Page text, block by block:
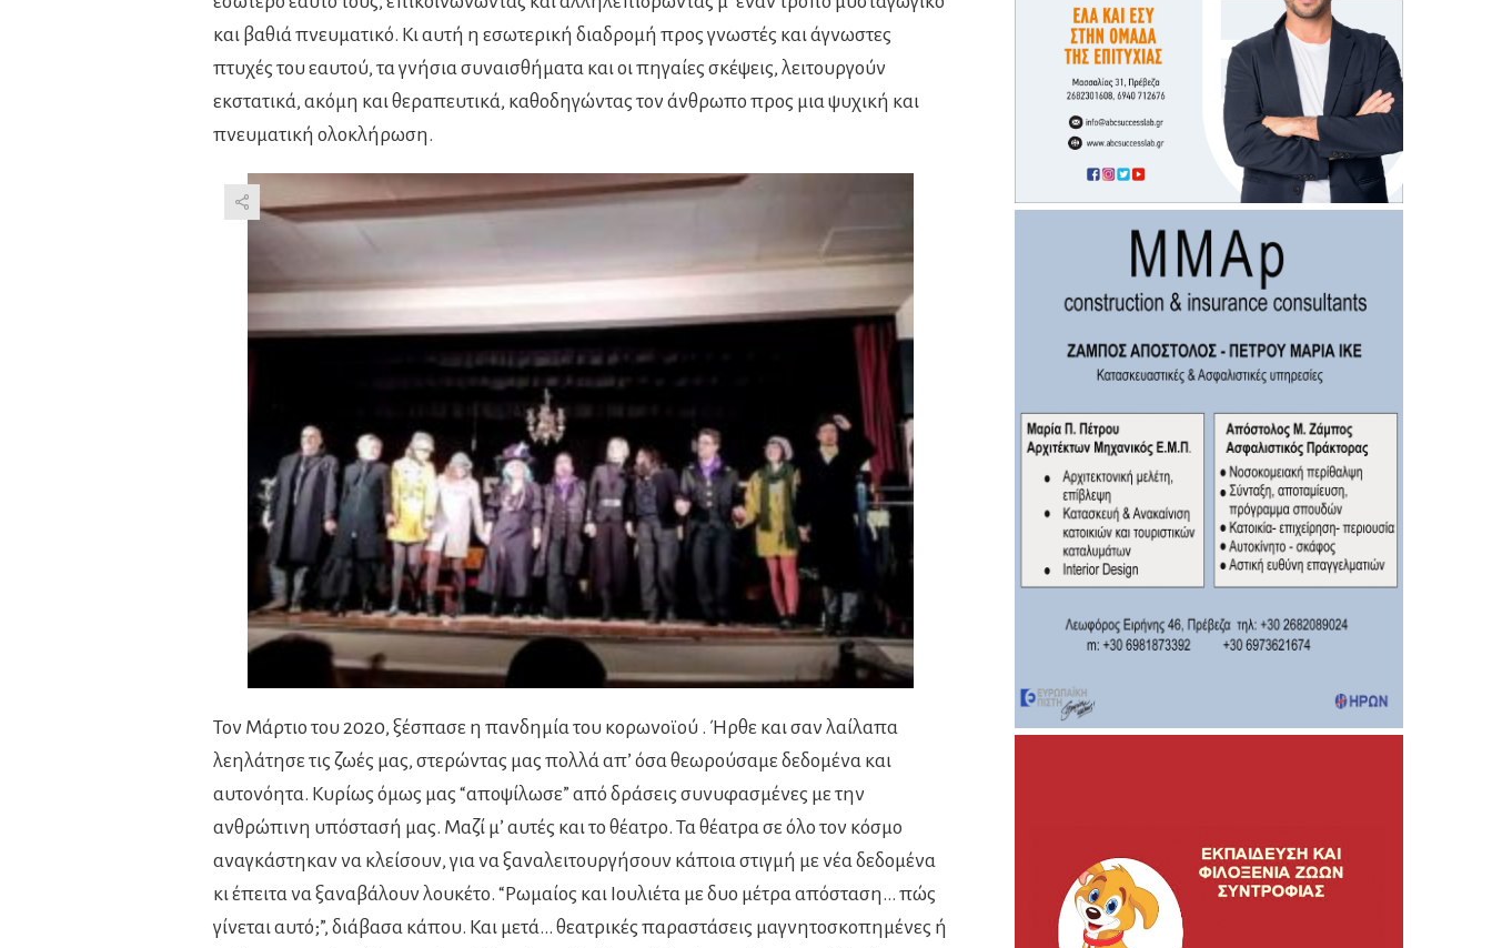
και βαθιά πνευματικό. Κι αυτή η εσωτερική διαδρομή προς γνωστές και άγνωστες
πτυχές του εαυτού, τα γνήσια συναισθήματα και οι πηγαίες σκέψεις, λειτουργούν
εκστατικά, ακόμη και θεραπευτικά, καθοδηγώντας τον άνθρωπο προς μια ψυχική και
πνευματική ολοκλήρωση.
Τον Μάρτιο του 2020, ξέσπασε η πανδημία του κορωνοϊού . Ήρθε και σαν λαίλαπα
λεηλάτησε τις ζωές μας, στερώντας μας πολλά απ’ όσα θεωρούσαμε δεδομένα και
αυτονόητα. Κυρίως όμως μας “αποψίλωσε” από δράσεις συνυφασμένες με την
ανθρώπινη υπόστασή μας. Μαζί μ’ αυτές και το θέατρο. Τα θέατρα σε όλο τον κόσμο
αναγκάστηκαν να κλείσουν, για να ξαναλειτουργήσουν κάποια στιγμή με νέα δεδομένα
κι έπειτα να ξαναβάλουν λουκέτο. “Ρωμαίος και Ιουλιέτα με δυο μέτρα απόσταση… πώς
γίνεται αυτό;”, διάβασα κάπου. Και μετά… θεατρικές παραστάσεις μαγνητοσκοπημένες ή